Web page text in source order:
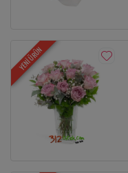
YENİ ÜRÜN